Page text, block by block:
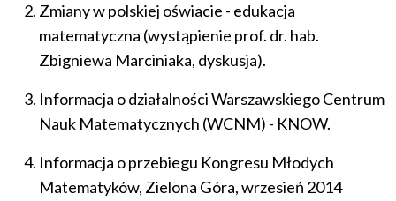
Zmiany w polskiej oświacie - edukacja
matematyczna (wystąpienie prof. dr. hab.
Zbigniewa Marciniaka, dyskusja).
Informacja o działalności Warszawskiego Centrum
Nauk Matematycznych (WCNM) - KNOW.
Informacja o przebiegu Kongresu Młodych
Matematyków, Zielona Góra, wrzesień 2014